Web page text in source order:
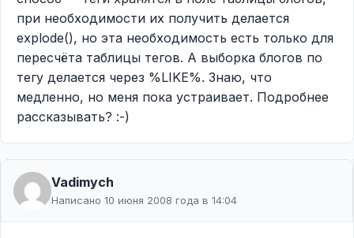
при необходимости их получить делается
explode(), но эта необходимость есть только для
пересчёта таблицы тегов. А выборка блогов по
тегу делается через %LIKE%. Знаю, что
медленно, но меня пока устраивает. Подробнее
рассказывать? :-)
Vadimych
Написано 10 июня 2008 года в 14:04